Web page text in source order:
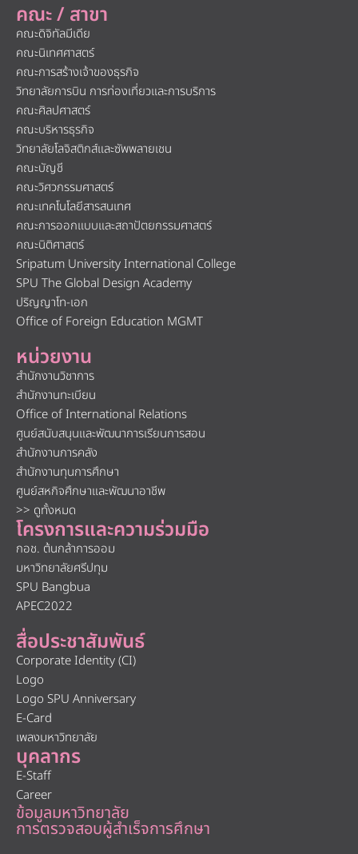
คณะ / สาขา
คณะดิจิทัลมีเดีย
คณะนิเทศศาสตร์
คณะการสร้างเจ้าของธุรกิจ
วิทยาลัยการบิน การท่องเที่ยวและการบริการ
คณะศิลปศาสตร์
คณะบริหารธุรกิจ
วิทยาลัยโลจิสติกส์และซัพพลายเชน
คณะบัญชี
คณะวิศวกรรมศาสตร์
คณะเทคโนโลยีสารสนเทศ
คณะการออกแบบและสถาปัตยกรรมศาสตร์
คณะนิติศาสตร์
Sripatum University International College
SPU The Global Design Academy
ปริญญาโท-เอก
Office of Foreign Education MGMT
หน่วยงาน
สำนักงานวิชาการ
สำนักงานทะเบียน
Office of International Relations
ศูนย์สนับสนุนและพัฒนาการเรียนการสอน
สำนักงานการคลัง
สำนักงานทุนการศึกษา
ศูนย์สหกิจศึกษาและพัฒนาอาชีพ
>> ดูทั้งหมด
โครงการและความร่วมมือ
กอช. ต้นกล้าการออม
มหาวิทยาลัยศรีปทุม
SPU Bangbua
APEC2022
สื่อประชาสัมพันธ์
Corporate Identity (CI)
Logo
Logo SPU Anniversary
E-Card
เพลงมหาวิทยาลัย
บุคลากร
E-Staff
Career
ข้อมูลมหาวิทยาลัย
การตรวจสอบผู้สำเร็จการศึกษา